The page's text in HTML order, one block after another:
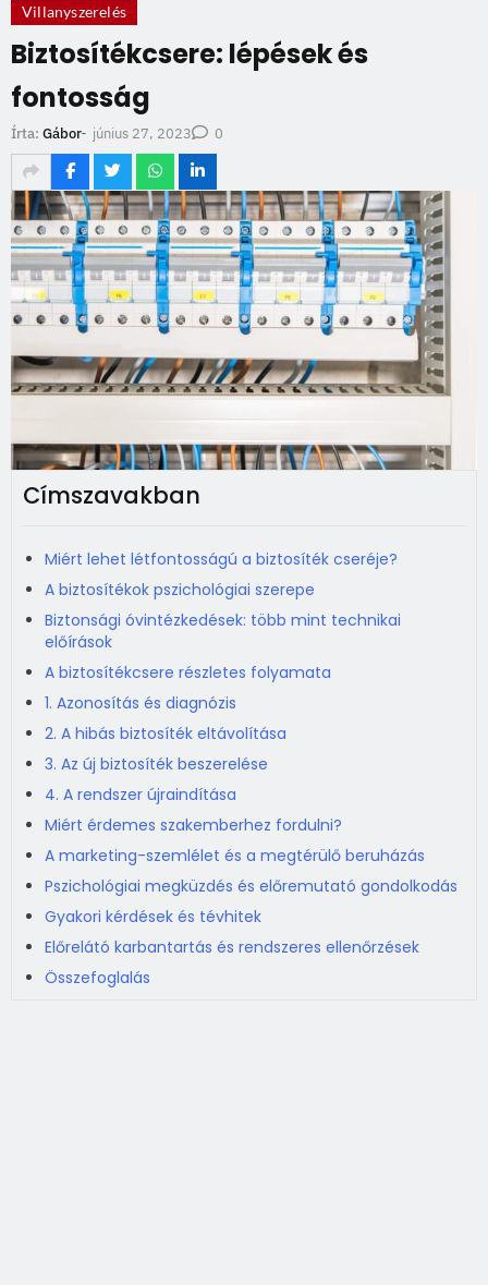
Villanyszerelés
Biztosítékcsere: lépések és
fontosság
Írta: Gábor- június 27, 2023 0
Címszavakban
Miért lehet létfontosságú a biztosíték cseréje?
A biztosítékok pszichológiai szerepe
Biztonsági óvintézkedések: több mint technikai
előírások
A biztosítékcsere részletes folyamata
1. Azonosítás és diagnózis
2. A hibás biztosíték eltávolítása
3. Az új biztosíték beszerelése
4. A rendszer újraindítása
Miért érdemes szakemberhez fordulni?
A marketing-szemlélet és a megtérülő beruházás
Pszichológiai megküzdés és előremutató gondolkodás
Gyakori kérdések és tévhitek
Előrelátó karbantartás és rendszeres ellenőrzések
Összefoglalás